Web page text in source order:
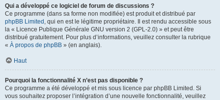
Qui a développé ce logiciel de forum de discussions ?
Ce programme (dans sa forme non modifiée) est produit et distribué par
phpBB Limited , qui en est le légitime propriétaire. Il est rendu accessible sous
la « Licence Publique Générale GNU version 2 (GPL-2.0) » et peut être
distribué gratuitement. Pour plus d’informations, veuillez consulter la rubrique
« À propos de phpBB » (en anglais).
Haut
Pourquoi la fonctionnalité X n’est pas disponible ?
Ce programme a été développé et mis sous licence par phpBB Limited. Si
vous souhaitez proposer l’intégration d’une nouvelle fonctionnalité, veuillez